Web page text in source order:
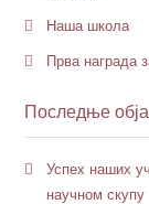
Наша школа
Прва награда
Последње
Успех наших
научном скупу